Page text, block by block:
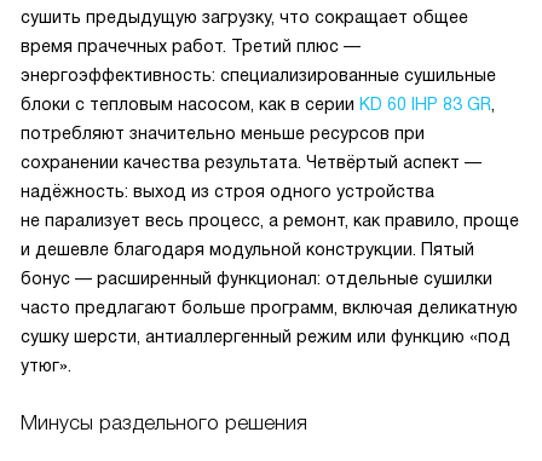
сушить предыдущую загрузку, что сокращает общее
время прачечных работ. Третий плюс —
энергоэффективность: специализированные сушильные
блоки с тепловым насосом, как в серии KD 60 IHP 83 GR
потребляют значительно меньше ресурсов при
сохранении качества результата. Четвёртый аспект —
надёжность: выход из строя одного устройства
не парализует весь процесс, а ремонт, как правило, проще
и дешевле благодаря модульной конструкции. Пятый
бонус — расширенный функционал: отдельные сушилки
часто предлагают больше программ, включая деликатную
сушку шерсти, антиаллергенный режим или функцию «под
утюг».
Минусы раздельного решения